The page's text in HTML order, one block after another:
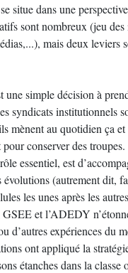
situe dans une
sont nombreux (jeu
mais deux leviers
une simple décision à
syndicats institutionnels
mènent au quotidien ça
pour conserver des
essentiel, est
évolutions (autrement dit,
les unes après les
et l’ADEDY
d’autres expériences du
ont appliqué la
étanches dans la classe